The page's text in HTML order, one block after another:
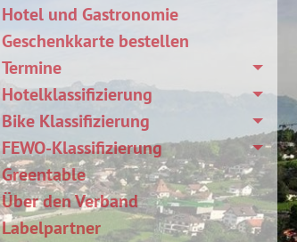
Hotel und Gastronomie
Geschenkkarte bestellen
Termine
Hotelklassifizierung
Bike Klassifizierung
FEWO-Klassifizierung
Greentable
Über den Verband
Labelpartner